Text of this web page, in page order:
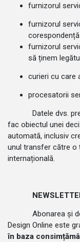
furnizorul
furnizorul
furnizorul
să ținem
curieri cu care
procesatorii
Datele dvs.
fac obiectul unei
automată, inclusiv
unul transfer către o
internațională.
Abonarea și
Design Online este
în baza